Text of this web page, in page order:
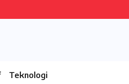
Teknologi